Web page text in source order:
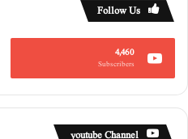
Follow Us
4,460
Subscribers